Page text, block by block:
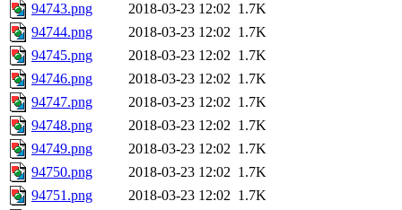
94743.png
2018-03-23 12:02 1.7K
94744.png
2018-03-23 12:02 1.7K
94745.png
2018-03-23 12:02 1.7K
94746.png
2018-03-23 12:02 1.7K
94747.png
2018-03-23 12:02 1.7K
94748.png
2018-03-23 12:02 1.7K
94749.png
2018-03-23 12:02 1.7K
94750.png
2018-03-23 12:02 1.7K
94751.png
2018-03-23 12:02 1.7K